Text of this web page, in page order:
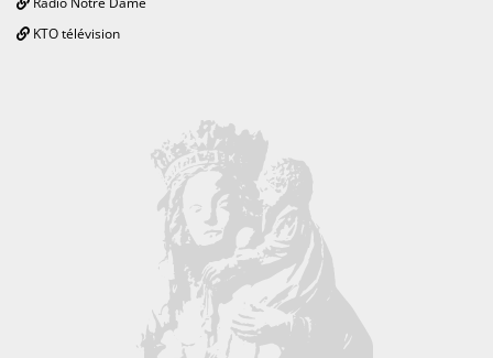
KTO télévision